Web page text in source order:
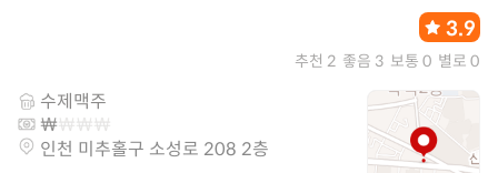
3.9
추천 2 좋음 3 보통 0 별로 0
수제맥주
인천 미추홀구 소성로 208 2층